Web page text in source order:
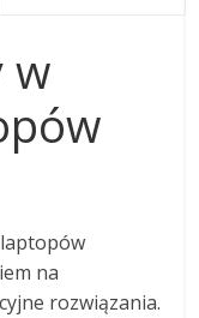
w
na
rozwiązania.